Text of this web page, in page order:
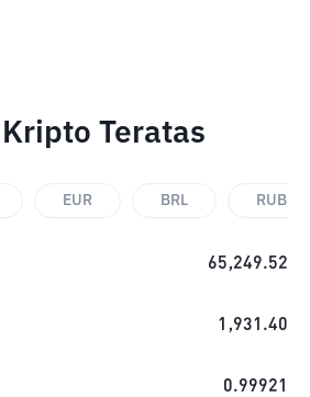
Teratas
EUR BRL RUB
65,249.52
1,931.40
0.99921